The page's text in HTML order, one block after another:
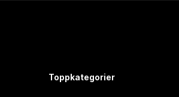
Toppkategorier